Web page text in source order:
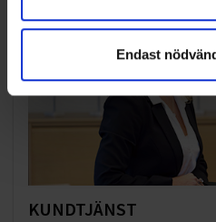
Endast
KUNDTJÄNST